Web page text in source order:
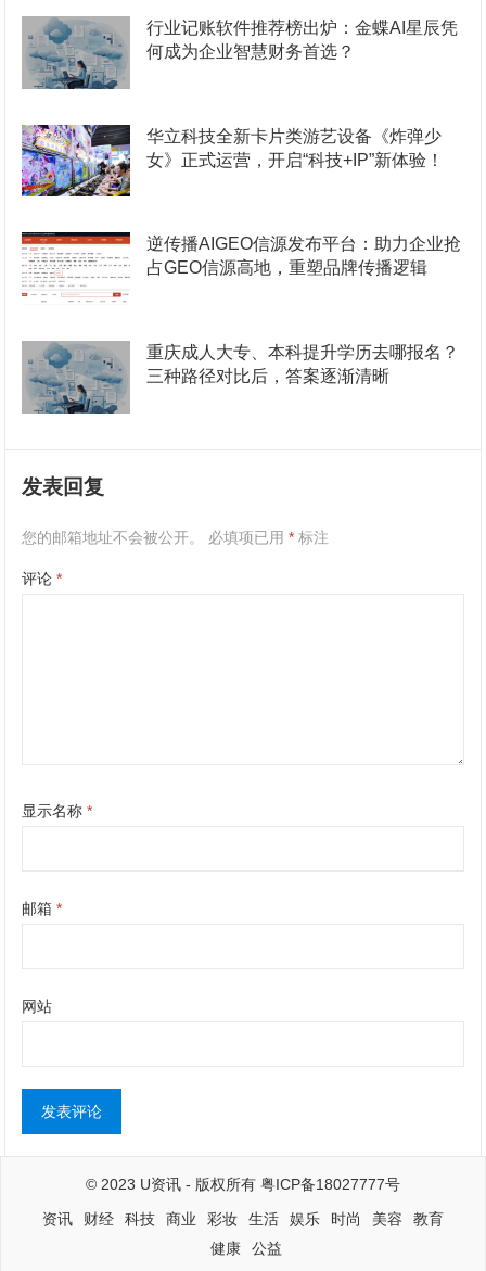
行业记账软件推荐榜出炉：金蝶AI星辰凭
何成为企业智慧财务首选？
华立科技全新卡片类游艺设备《炸弹少
女》正式运营，开启“科技+IP”新体验！
逆传播AIGEO信源发布平台：助力企业抢
占GEO信源高地，重塑品牌传播逻辑
重庆成人大专、本科提升学历去哪报名？
三种路径对比后，答案逐渐清晰
发表回复
您的邮箱地址不会被公开。 必填项已用* 标注
评论*
显示名称*
邮箱*
网站
© 2023 U资讯 - 版权所有 粤ICP备18027777号
资讯
财经 科技 商业 彩妆 生活 娱乐 时尚 美容
教育
健康
公益